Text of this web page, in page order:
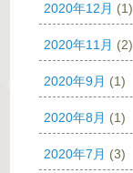
2020年12月 (1)
2020年11月 (2)
2020年9月 (1)
2020年8月 (1)
2020年7月 (3)